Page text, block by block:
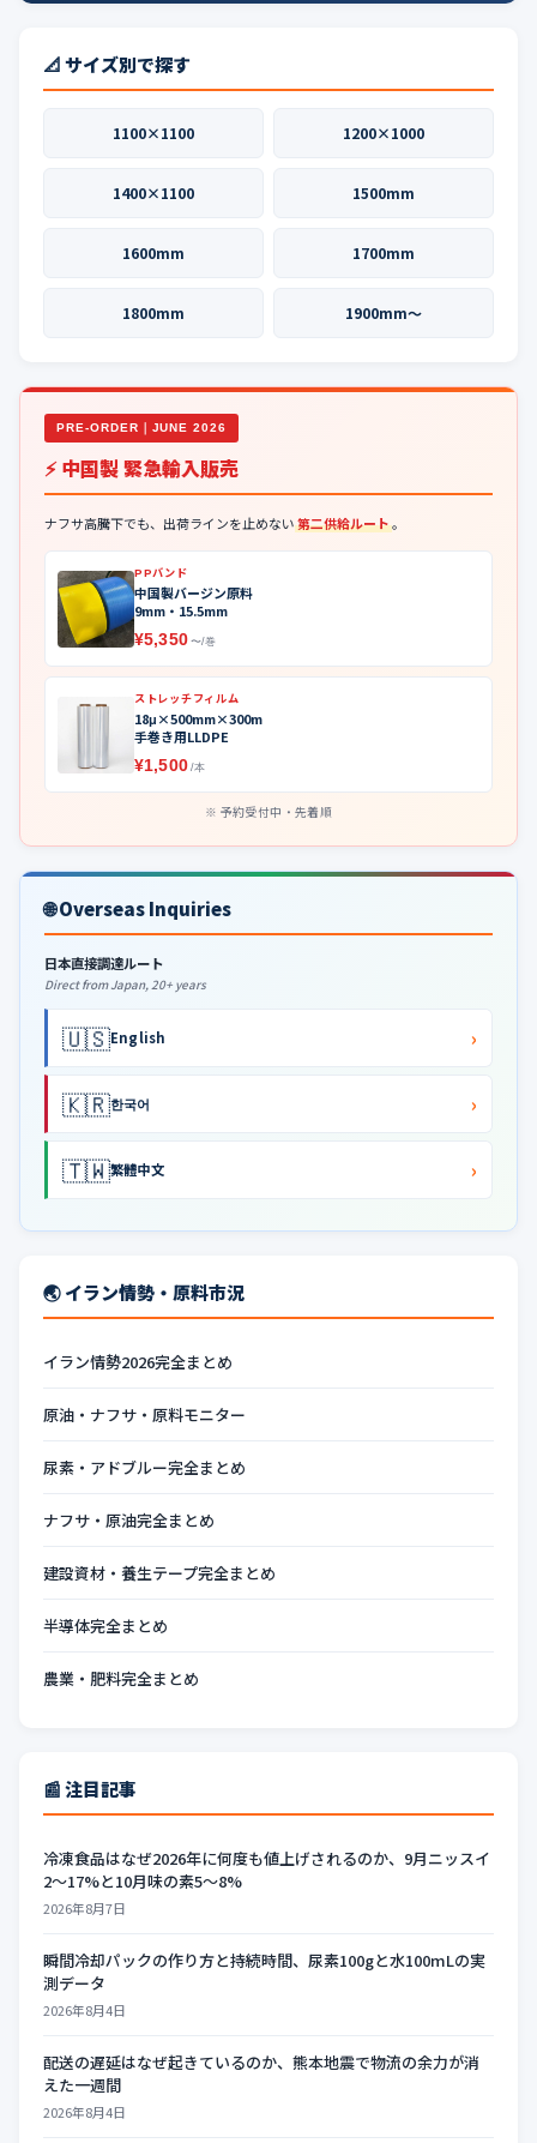
📐 サイズ別で探す
1100×1100 1200×1000
1400×1100 1500mm
1600mm 1700mm
1800mm 1900mm〜
PRE-ORDER｜JUNE 2026
⚡ 中国製 緊急輸入販売
ナフサ高騰下でも、出荷ラインを止めない第二供給ルート。
PPバンド
中国製バージン原料
9mm・15.5mm
¥5,350 〜/巻
ストレッチフィルム
18μ×500mm×300m
手巻き用LLDPE
¥1,500 /本
予約受付中・先着順
🌐 Overseas Inquiries
日本直接調達ルート
Direct from Japan, 20+ years
🇺🇸English ›
🇰🇷한국어 ›
🇹🇼繁體中文 ›
🌏 イラン情勢・原料市況
イラン情勢2026完全まとめ
原油・ナフサ・原料モニター
尿素・アドブルー完全まとめ
ナフサ・原油完全まとめ
建設資材・養生テープ完全まとめ
半導体完全まとめ
農業・肥料完全まとめ
📰 注目記事
冷凍食品はなぜ2026年に何度も値上げされるのか、9月ニッスイ
2〜17%と10月味の素5〜8%
2026年8月7日
瞬間冷却パックの作り方と持続時間、尿素100gと水100mLの実
測データ
2026年8月4日
配送の遅延はなぜ起きているのか、熊本地震で物流の余力が消
えた一週間
2026年8月4日